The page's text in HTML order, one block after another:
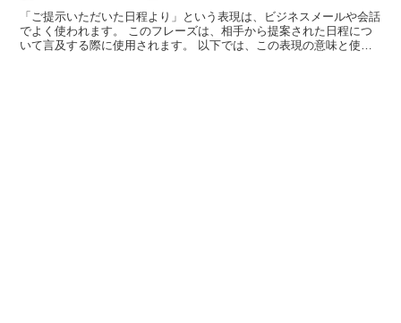
「ご提示いただいた日程より」という表現は、ビジネスメールや会話
でよく使われます。 このフレーズは、相手から提案された日程につ
いて言及する際に使用されます。 以下では、この表現の意味と使用